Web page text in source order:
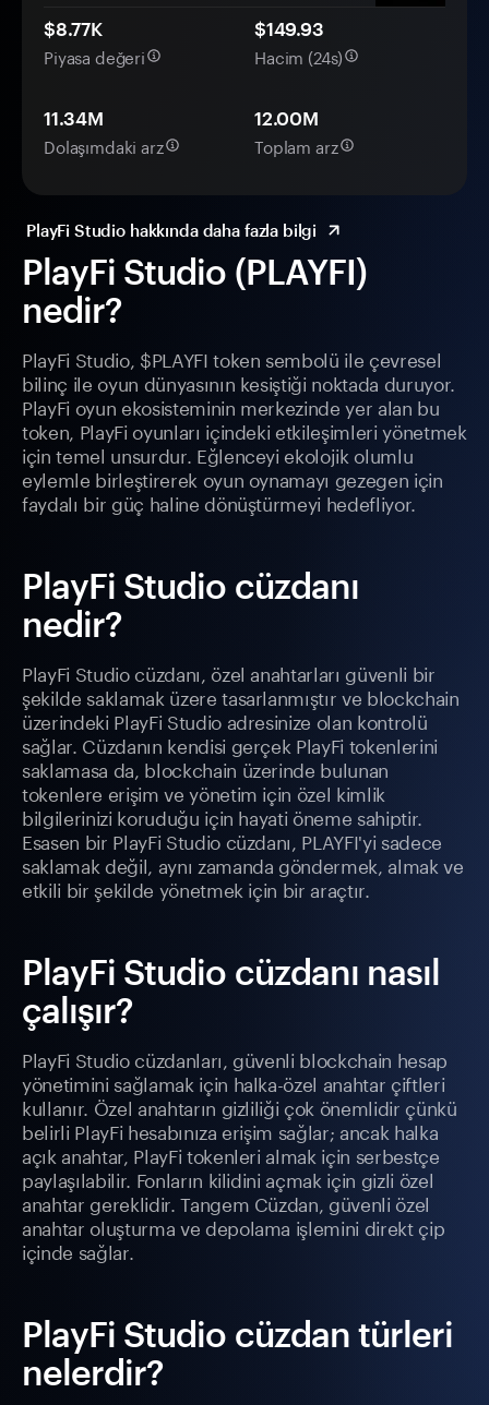
PlayFi Studio (PLAYFI)
nedir?
PlayFi Studio, $PLAYFI token sembolü ile çevresel
bilinç ile oyun dünyasının kesiştiği noktada duruyor.
PlayFi oyun ekosisteminin merkezinde yer alan bu
token, PlayFi oyunları içindeki etkileşimleri yönetmek
için temel unsurdur. Eğlenceyi ekolojik olumlu
eylemle birleştirerek oyun oynamayı gezegen için
faydalı bir güç haline dönüştürmeyi hedefliyor.
PlayFi Studio cüzdanı
nedir?
PlayFi Studio cüzdanı, özel anahtarları güvenli bir
şekilde saklamak üzere tasarlanmıştır ve blockchain
üzerindeki PlayFi Studio adresinize olan kontrolü
sağlar. Cüzdanın kendisi gerçek PlayFi tokenlerini
saklamasa da, blockchain üzerinde bulunan
tokenlere erişim ve yönetim için özel kimlik
bilgilerinizi koruduğu için hayati öneme sahiptir.
Esasen bir PlayFi Studio cüzdanı, PLAYFI'yi sadece
saklamak değil, aynı zamanda göndermek, almak ve
etkili bir şekilde yönetmek için bir araçtır.
PlayFi Studio cüzdanı nasıl
çalışır?
PlayFi Studio cüzdanları, güvenli blockchain hesap
yönetimini sağlamak için halka-özel anahtar çiftleri
kullanır. Özel anahtarın gizliliği çok önemlidir çünkü
belirli PlayFi hesabınıza erişim sağlar; ancak halka
açık anahtar, PlayFi tokenleri almak için serbestçe
paylaşılabilir. Fonların kilidini açmak için gizli özel
anahtar gereklidir. Tangem Cüzdan, güvenli özel
anahtar oluşturma ve depolama işlemini direkt çip
içinde sağlar.
PlayFi Studio cüzdan türleri
nelerdir?
$8.77K
Piyasa değeri
$149.93
Hacim (24s)
11.34M
Dolaşımdaki arz
12.00M
Toplam arz
PlayFi Studio hakkında daha fazla bilgi